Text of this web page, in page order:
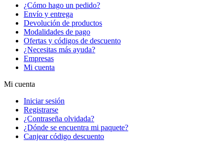
¿Cómo hago un pedido?
Envío y entrega
Devolución de productos
Modalidades de pago
Ofertas y códigos de descuento
¿Necesitas más ayuda?
Empresas
Mi cuenta
Mi cuenta
Iniciar sesión
Registrarse
¿Contraseña olvidada?
¿Dónde se encuentra mi paquete?
Canjear código descuento